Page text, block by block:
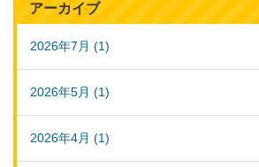
アーカイブ
2026年7月 (1)
2026年5月 (1)
2026年4月 (1)